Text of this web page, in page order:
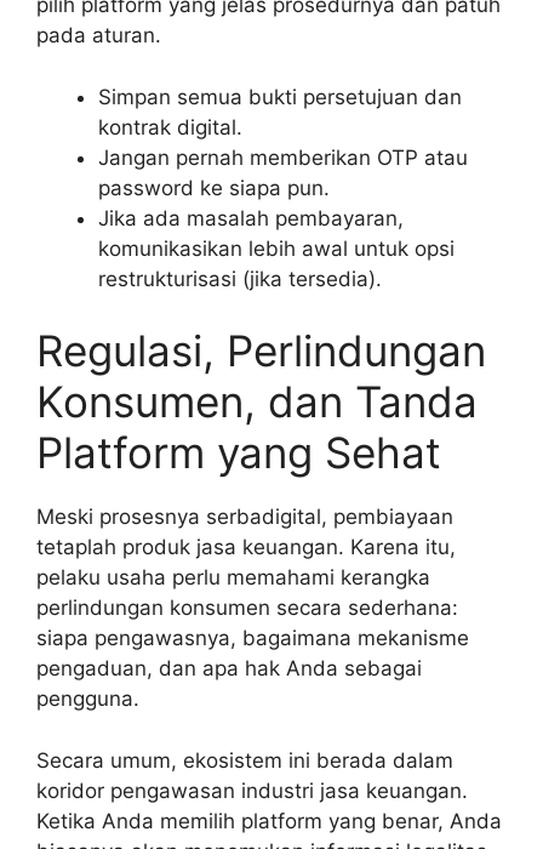
pilih platform yang jelas prosedurnya dan patuh
pada aturan.
Simpan semua bukti persetujuan dan
kontrak digital.
Jangan pernah memberikan OTP atau
password ke siapa pun.
Jika ada masalah pembayaran,
komunikasikan lebih awal untuk opsi
restrukturisasi (jika tersedia).
Regulasi, Perlindungan
Konsumen, dan Tanda
Platform yang Sehat
Meski prosesnya serbadigital, pembiayaan
tetaplah produk jasa keuangan. Karena itu,
pelaku usaha perlu memahami kerangka
perlindungan konsumen secara sederhana:
siapa pengawasnya, bagaimana mekanisme
pengaduan, dan apa hak Anda sebagai
pengguna.
Secara umum, ekosistem ini berada dalam
koridor pengawasan industri jasa keuangan.
Ketika Anda memilih platform yang benar, Anda